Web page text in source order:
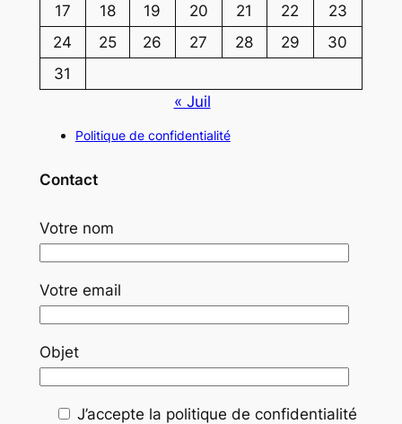
17
18 19 20 21 22
23
24
25 26 27 28 29
30
31
« Juil
Politique de confidentialité
Contact
Votre nom
Votre email
Objet
J’accepte la politique de confidentialité